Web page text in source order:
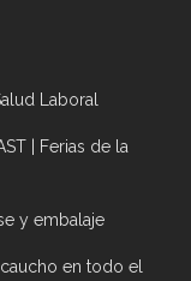
Laboral
| Ferias de la
y embalaje
en todo el